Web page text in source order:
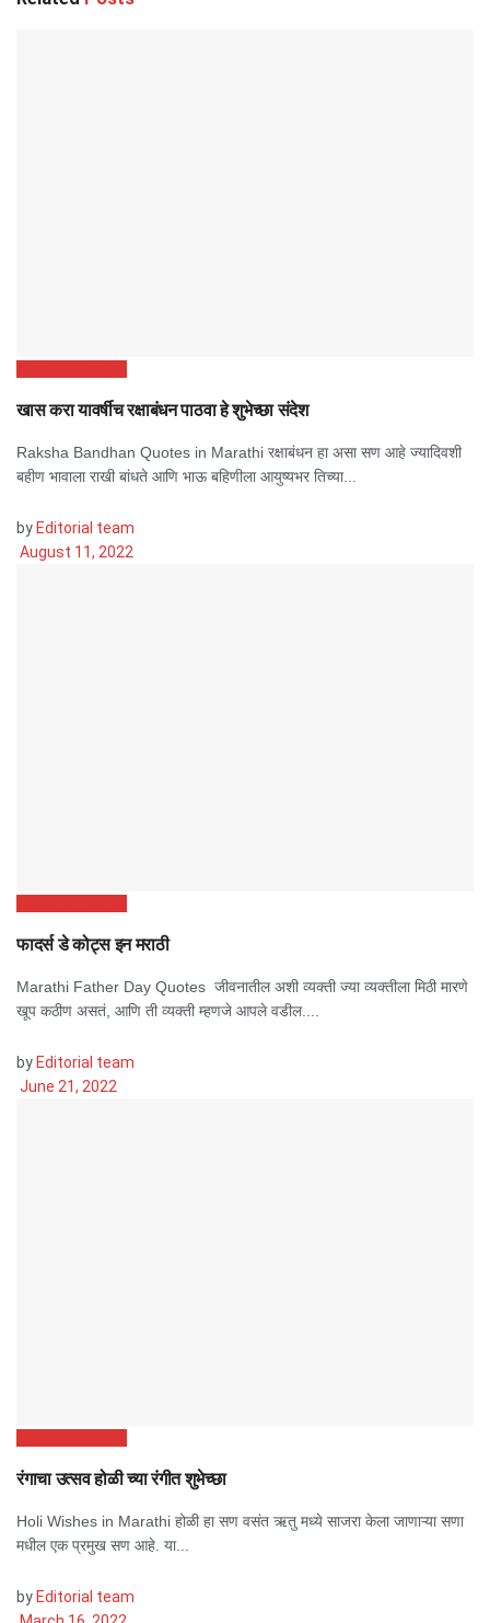
खास करा यावर्षीच रक्षाबंधन पाठवा हे शुभेच्छा संदेश
Raksha Bandhan Quotes in Marathi रक्षाबंधन हा असा सण आहे ज्यादिवशी
बहीण भावाला राखी बांधते आणि भाऊ बहिणीला आयुष्यभर तिच्या...
by Editorial team
August 11, 2022
फादर्स डे कोट्स इन मराठी
Marathi Father Day Quotes जीवनातील अशी व्यक्ती ज्या व्यक्तीला मिठी मारणे
खूप कठीण असतं, आणि ती व्यक्ती म्हणजे आपले वडील....
by Editorial team
June 21, 2022
रंगाचा उत्सव होळी च्या रंगीत शुभेच्छा
Holi Wishes in Marathi होळी हा सण वसंत ऋतु मध्ये साजरा केला जाणाऱ्या सणा
मधील एक प्रमुख सण आहे. या...
by Editorial team